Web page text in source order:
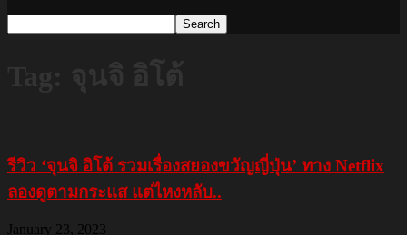
รีวิว ‘จุนจิ อิโต้ รวมเรื่องสยองขวัญญี่ปุ่น’ ทาง Netflix
ลองดูตามกระแส แต่ไหงหลับ..
January 23, 2023